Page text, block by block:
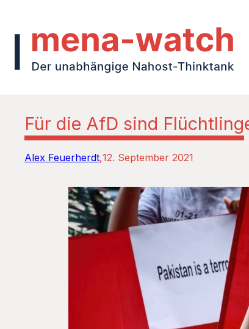
Für die AfD sind
Alex Feuerherdt 12. September 2021